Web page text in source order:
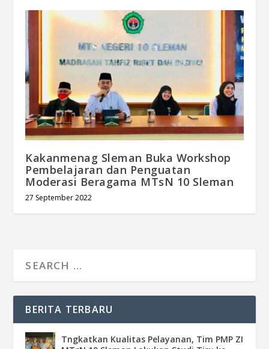
Kakanmenag Sleman Buka Workshop
Pembelajaran dan Penguatan
Moderasi Beragama MTsN 10 Sleman
27 September 2022
BERITA TERBARU
Tngkatkan Kualitas Pelayanan, Tim PMP ZI